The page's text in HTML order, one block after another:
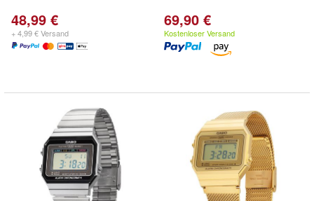
48,99 €
+ 4,99 € Versand
69,90 €
Kostenloser Versand